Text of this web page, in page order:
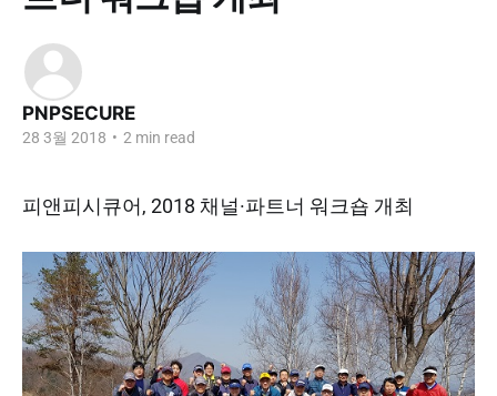
PNPSECURE
28 3월 2018 • 2 min read
피앤피시큐어, 2018 채널·파트너 워크숍 개최